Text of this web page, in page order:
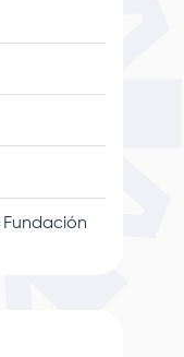
Fundación